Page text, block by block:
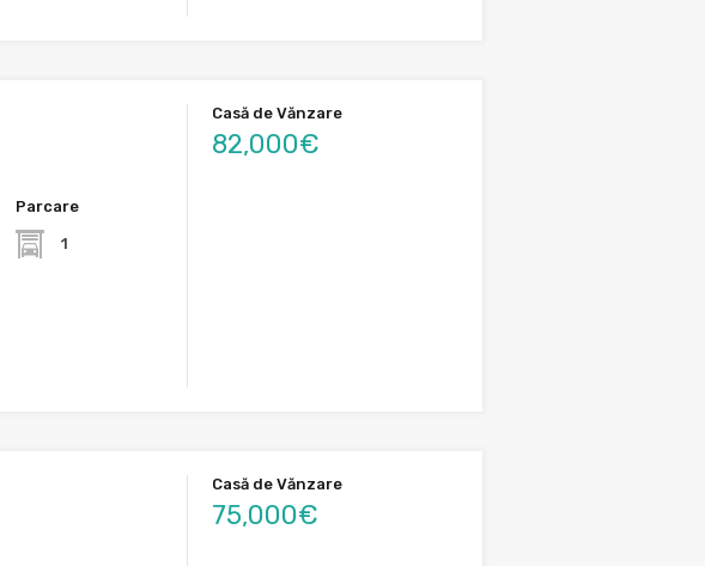
Parcare
1
Casă de Vănzare
82,000€
Casă de Vănzare
75,000€